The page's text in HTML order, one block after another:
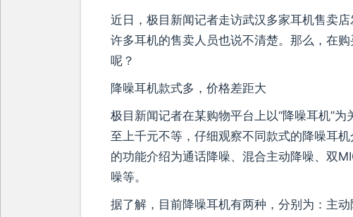
近日，极目新闻记者走访武汉多家耳机售卖
许多耳机的售卖人员也说不清楚。那么，在
呢？
降噪耳机款式多，价格差距大
极目新闻记者在某购物平台上以“降噪耳机”
至上千元不等，仔细观察不同款式的降噪耳
的功能介绍为通话降噪、混合主动降噪、双
噪等。
据了解，目前降噪耳机有两种，分别为：主